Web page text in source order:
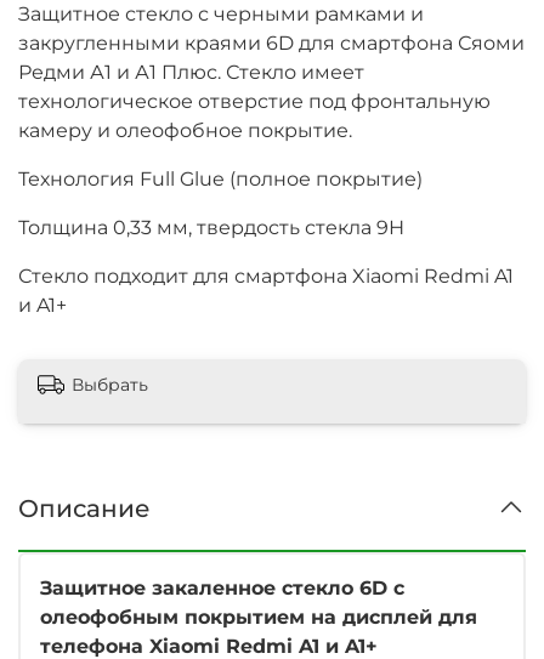
Защитное стекло с черными рамками и
закругленными краями 6D для смартфона Сяоми
Редми А1 и А1 Плюс. Стекло имеет
технологическое отверстие под фронтальную
камеру и олеофобное покрытие.
Технология Full Glue (полное покрытие)
Толщина 0,33 мм, твердость стекла 9Н
Стекло подходит для смартфона Xiaomi Redmi A1
и A1+
Выбрать
Описание
Защитное закаленное стекло 6D с
олеофобным покрытием на дисплей для
телефона Xiaomi Redmi A1 и A1+